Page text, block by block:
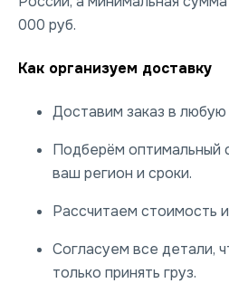
000 руб.
Как организуем доставку
Доставим заказ в любую
Подберём оптимальный
ваш регион и сроки.
Рассчитаем стоимость
Согласуем все детали,
только принять груз.